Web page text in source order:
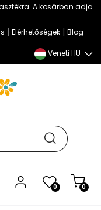
A kosárban adja
| Elérhetőségek | Blog
Veneti HU
0 0